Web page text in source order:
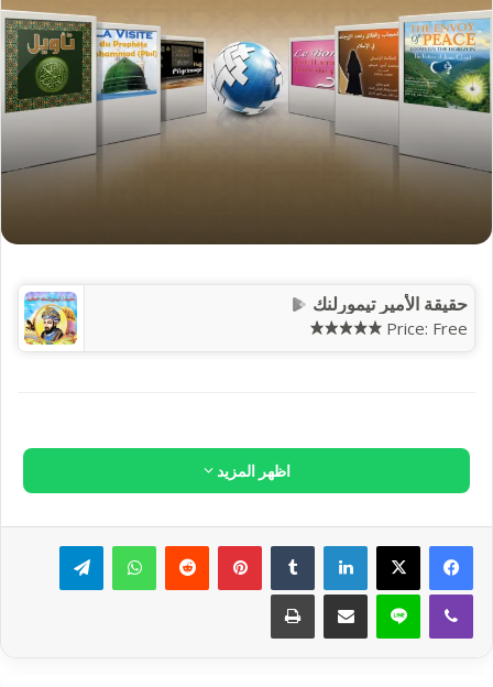
متناوباً في فترات متلائمة لسقاية الزرع، وتشمل صبّاً كافياً يفي
بحاجة الأرض، وصبّاً شاملاً غير منحصر في بقعة صغيرة في الأرض بل
شاملاً لكل منطقة من المناطق، وهكذا ينطوي تحت كلمة (صبّاً) معانٍ
شتى.
وشقّ الشيء بمعنى: صدَّعه وفرَّقه. فالرياح الشديدة التي تهب عقب
ثانية تفصل هذه الطبقة السطحية عن الطبقة التي تحتها حيث الحبَّة
المدفونة في الأرض وبهذه الصورة تظل الحبّة في وسط رطب وفير
الماء دافئ منعزل عن طبقات الجو البارد، ثم أن هذا التشقق يسمح
بدخول أشعة الشمس وتسرُّب الهواء وبذلك تتوفَّر للحبَّة شرائط
الإنتاش من حيث وجود الرطوبة والدفء ومن حيث تمتُّعها بالهواء
المساعد على التنفس وأشعة الشمس المعينة على النمو.